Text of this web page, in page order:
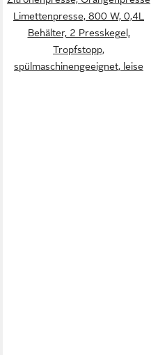
Limettenpresse, 800 W, 0,4L
Behälter, 2 Presskegel,
Tropfstopp,
spülmaschinengeeignet, leise